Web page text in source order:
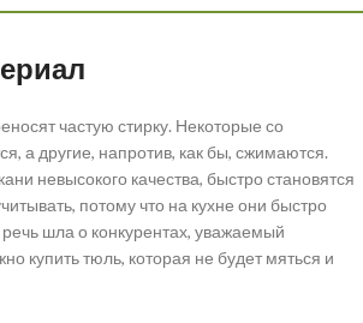
частую стирку. Некоторые со
а другие, напротив, как бы, сжимаются.
невысокого качества, быстро становятся
потому что на кухне они быстро
речь шла о конкурентах, уважаемый
купить тюль, которая не будет мяться и